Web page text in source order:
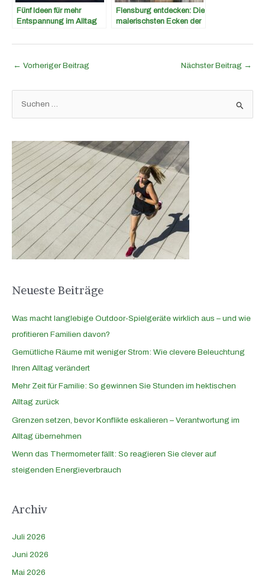
Fünf Ideen für mehr
Entspannung im Alltag
Flensburg entdecken: Die
malerischsten Ecken der
← Vorheriger Beitrag Nächster Beitrag →
h
e
n
a
c
Neueste Beiträge
Was macht langlebige Outdoor-Spielgeräte wirklich aus – und wie
profitieren Familien davon?
Gemütliche Räume mit weniger Strom: Wie clevere Beleuchtung
Ihren Alltag verändert
Mehr Zeit für Familie: So gewinnen Sie Stunden im hektischen
Alltag zurück
Grenzen setzen, bevor Konflikte eskalieren – Verantwortung im
Alltag übernehmen
Wenn das Thermometer fällt: So reagieren Sie clever auf
steigenden Energieverbrauch
Archiv
Juli 2026
Juni 2026
Mai 2026